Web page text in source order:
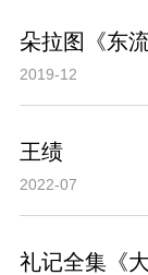
朵拉图《东
2019-12
王绩
2022-07
礼记全集《